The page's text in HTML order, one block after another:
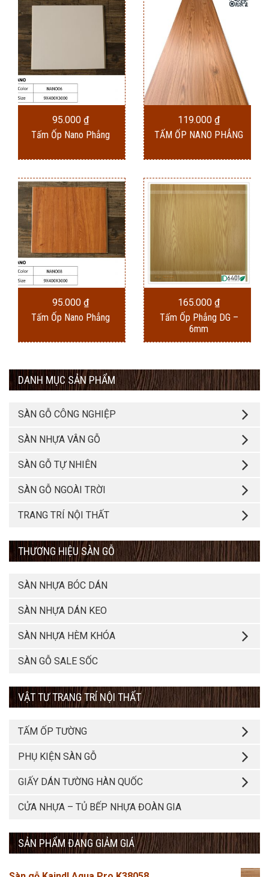
95.000 ₫
Tấm Ốp Nano Phẳng
119.000 ₫
TẤM ỐP NANO PHẲNG
95.000 ₫
Tấm Ốp Nano Phẳng
165.000 ₫
Tấm Ốp Phẳng DG –
6mm
DANH MỤC SẢN PHẨM
SÀN GỖ CÔNG NGHIỆP
SÀN NHỰA VÂN GỖ
SÀN GỖ TỰ NHIÊN
SÀN GỖ NGOÀI TRỜI
TRANG TRÍ NỘI THẤT
THƯƠNG HIỆU SÀN GỖ
SÀN NHỰA BÓC DÁN
SÀN NHỰA DÁN KEO
SÀN NHỰA HÈM KHÓA
SÀN GỖ SALE SỐC
VẬT TƯ TRANG TRÍ NỘI THẤT
TẤM ỐP TƯỜNG
PHỤ KIỆN SÀN GỖ
GIẤY DÁN TƯỜNG HÀN QUỐC
CỬA NHỰA – TỦ BẾP NHỰA ĐOÀN GIA
SẢN PHẨM ĐANG GIẢM GIÁ